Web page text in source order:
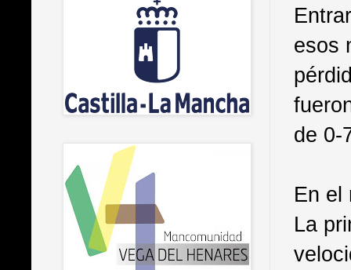
esos
de 0-
En el
La